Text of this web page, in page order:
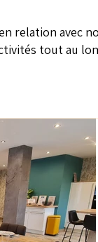
relation avec
tout au